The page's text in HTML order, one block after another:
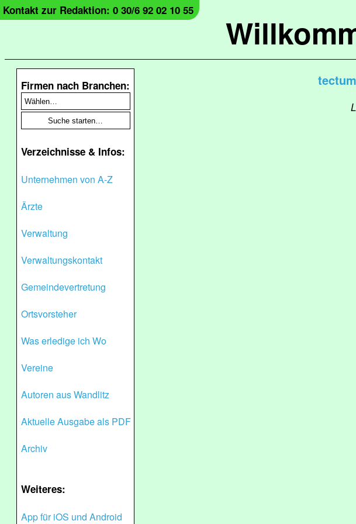
Kontakt zur Redaktion: 0 30/6 92 02 10 55
Firmen nach Branchen:
Verzeichnisse & Infos:
Unternehmen von A-Z
Ärzte
Verwaltung
Verwaltungskontakt
Gemeindevertretung
Ortsvorsteher
Was erledige ich Wo
Vereine
Autoren aus Wandlitz
Aktuelle Ausgabe als PDF
Archiv
Weiteres:
App für iOS und Android